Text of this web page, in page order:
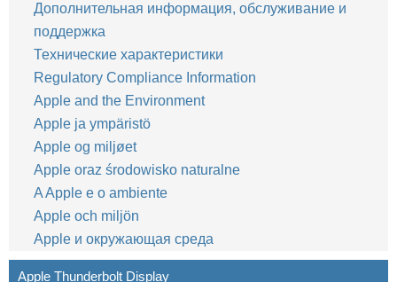
Дополнительная информация, обслуживание и
поддержка
Технические характеристики
Regulatory Compliance Information
Apple and the Environment
Apple ja ympäristö
Apple og miljøet
Apple oraz środowisko naturalne
A Apple e o ambiente
Apple och miljön
Apple и окружающая среда
Apple Thunderbolt Display